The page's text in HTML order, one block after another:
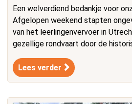
Een welverdiend bedankje voor
Afgelopen weekend stapten
van het leerlingenvervoer in
gezellige rondvaart door de
Lees verder